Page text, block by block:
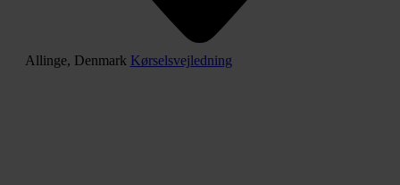
Allinge, Denmark Kørselsvejledning